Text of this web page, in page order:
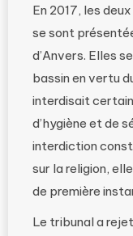
En 2017, les
se sont
d’Anvers. Elles
bassin en vertu
interdisait
d’hygiène et de
interdiction
sur la religion,
de première
Le tribunal a